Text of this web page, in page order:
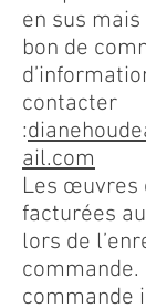
en sus
bon de
contacter
:
ail.com
Les œuvres
facturées
lors de
commande.
commande